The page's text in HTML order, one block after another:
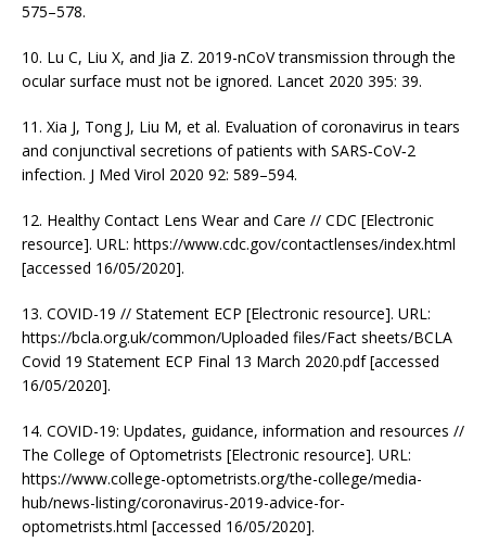
575–578.
10. Lu C, Liu X, and Jia Z. 2019-nCoV transmission through the
ocular surface must not be ignored. Lancet 2020 395: 39.
11. Xia J, Tong J, Liu M, et al. Evaluation of coronavirus in tears
and conjunctival secretions of patients with SARS‐CoV‐2
infection. J Med Virol 2020 92: 589–594.
12. Healthy Contact Lens Wear and Care // CDC [Electronic
resource]. URL: https://www.cdc.gov/contactlenses/index.html
[accessed 16/05/2020].
13. COVID-19 // Statement ECP [Electronic resource]. URL:
https://bcla.org.uk/common/Uploaded files/Fact sheets/BCLA
Covid 19 Statement ECP Final 13 March 2020.pdf [accessed
16/05/2020].
14. COVID-19: Updates, guidance, information and resources //
The College of Optometrists [Electronic resource]. URL:
https://www.college-optometrists.org/the-college/media-
hub/news-listing/coronavirus-2019-advice-for-
optometrists.html [accessed 16/05/2020].